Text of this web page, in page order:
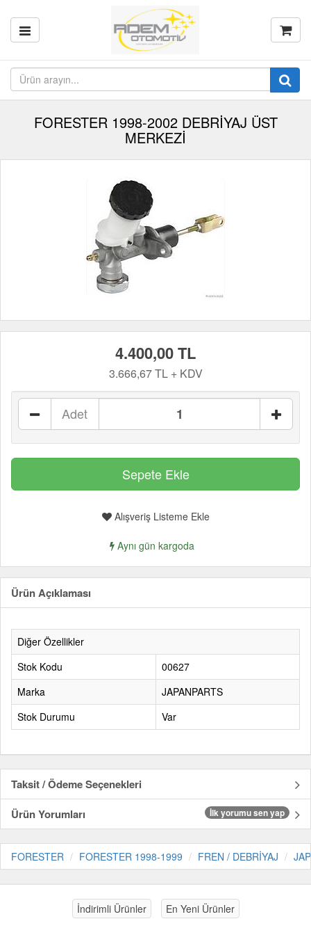
FORESTER 1998-2002 DEBRİYAJ ÜST
MERKEZİ
4.400,00 TL
3.666,67 TL + KDV
Adet
Alışveriş Listeme Ekle
Aynı gün kargoda
Ürün Açıklaması
Diğer Özellikler
Stok Kodu
00627
Marka
JAPANPARTS
Stok Durumu
Var
Taksit / Ödeme Seçenekleri
Ürün Yorumları
İlk yorumu sen yap
FORESTER FORESTER 1998-1999 FREN / DEBRİYAJ
İndirimli Ürünler En Yeni Ürünler